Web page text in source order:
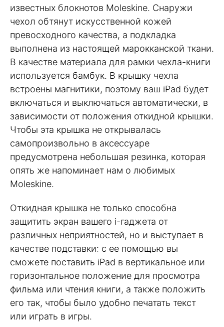
известных блокнотов Moleskine. Снаружи
чехол обтянут искусственной кожей
превосходного качества, а подкладка
выполнена из настоящей марокканской ткани.
В качестве материала для рамки чехла-книги
используется бамбук. В крышку чехла
встроены магнитики, поэтому ваш iPad будет
включаться и выключаться автоматически, в
зависимости от положения откидной крышки.
Чтобы эта крышка не открывалась
самопроизвольно в аксессуаре
предусмотрена небольшая резинка, которая
опять же напоминает нам о любимых
Moleskine.
Откидная крышка не только способна
защитить экран вашего i-гаджета от
различных неприятностей, но и выступает в
качестве подставки: с ее помощью вы
сможете поставить iPad в вертикальное или
горизонтальное положение для просмотра
фильма или чтения книги, а также положить
его так, чтобы было удобно печатать текст
или играть в игры.